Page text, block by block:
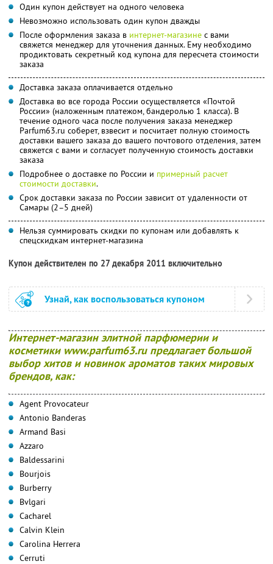
Один купон действует на одного человека
Невозможно использовать один купон дважды
После оформления заказа в интернет-магазине с вами
свяжется менеджер для уточнения данных. Ему необходимо
продиктовать секретный код купона для пересчета стоимости
заказа
Доставка заказа оплачивается отдельно
Доставка во все города России осуществляется «Почтой
России» (наложенным платежом, бандеролью 1 класса). В
течение одного часа после получения заказа менеджер
Parfum63.ru соберет, взвесит и посчитает полную стоимость
доставки вашего заказа до вашего почтового отделения, затем
свяжется с вами и согласует полученную стоимость доставки
заказа
Подробнее о доставке по России и примерный расчет
стоимости доставки.
Срок доставки заказа по России зависит от удаленности от
Самары (2–5 дней)
Нельзя суммировать скидки по купонам или добавлять к
спецскидкам интернет-магазина
Купон действителен по 27 декабря 2011 включительно
Узнай, как воспользоваться купоном
Интернет-магазин элитной парфюмерии и
косметики www.parfum63.ru предлагает большой
выбор хитов и новинок ароматов таких мировых
брендов, как:
Agent Provocateur
Antonio Banderas
Armand Basi
Azzaro
Baldessarini
Bourjois
Burberry
Bvlgari
Cacharel
Calvin Klein
Carolina Herrera
Cerruti